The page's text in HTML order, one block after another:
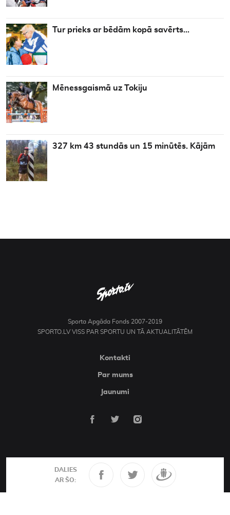
DALIES
AR ŠO:
Tur prieks ar bēdām kopā savērts…
Mēnessgaismā uz Tokiju
327 km 43 stundās un 15 minūtēs. Kājām
Sporta Apgāda Fonds 2007-2019
SPORTO.LV VISS PAR SPORTU UN TĀ AKTUALITĀTĒM
Kontakti
Par mums
Jaunumi